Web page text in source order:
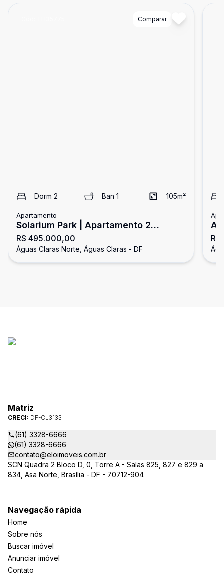
Comparar
Dorm 2 Ban 1 105m²
Apartamento
Solarium Park | Apartamento 2
Quartos - 1 Suíte | Águas Claras
R$ 495.000,00
Águas Claras Norte, Águas Claras - DF
Matriz
CRECI: DF-CJ3133
(61) 3328-6666
(61) 3328-6666
contato@eloimoveis.com.br
SCN Quadra 2 Bloco D, 0, Torre A - Salas 825, 827 e 829 a
834, Asa Norte, Brasília - DF - 70712-904
Navegação rápida
Home
Sobre nós
Buscar imóvel
Anunciar imóvel
Contato